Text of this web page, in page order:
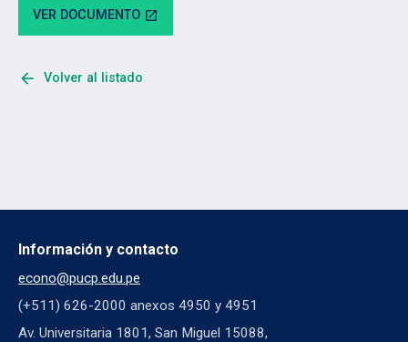
VER DOCUMENTO open_in_new
arrow_back Volver al listado
Información y contacto
econo@pucp.edu.pe
(+511) 626-2000 anexos 4950 y 4951
Av. Universitaria 1801, San Miguel 15088,